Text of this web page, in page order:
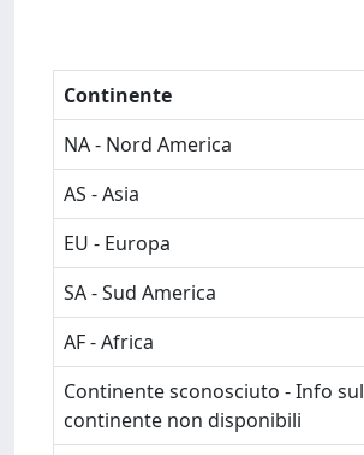
Continente
NA - Nord America
AS - Asia
EU - Europa
SA - Sud America
AF - Africa
Continente sconosciuto - Info sul
continente non disponibili